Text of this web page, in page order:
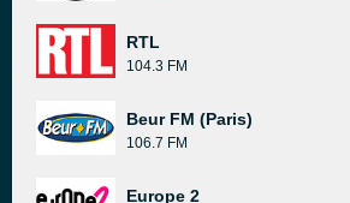
RTL
104.3 FM
Beur FM (Paris)
106.7 FM
Europe 2